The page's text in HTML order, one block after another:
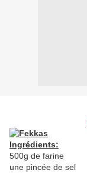
Ingrédients:
500g de farine
une pincée de sel